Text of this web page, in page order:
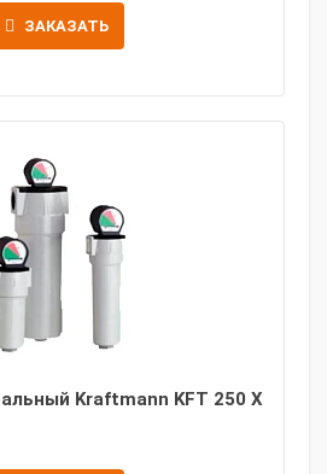
ЗАКАЗАТЬ
Kraftmann KFT 250 X